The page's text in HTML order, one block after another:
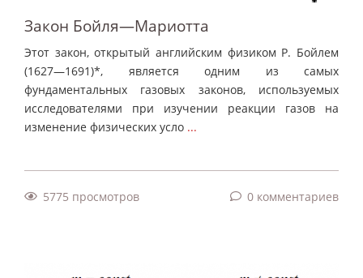
Закон Бойля—Мариотта
Этот закон, открытый английским физиком Р. Бойлем
(1627—1691)*, является одним из самых
фундаментальных газовых законов, используемых
исследователями при изучении реакции газов на
изменение физических усло ...
5775 просмотров 0 комментариев